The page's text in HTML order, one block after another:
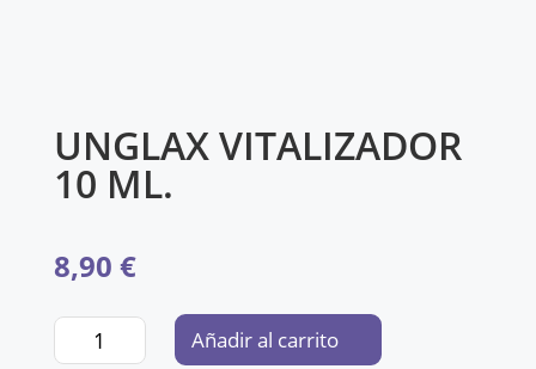
UNGLAX VITALIZADOR
10 ML.
8,90 €
UNGLAX
VITALIZADOR
Añadir al carrito